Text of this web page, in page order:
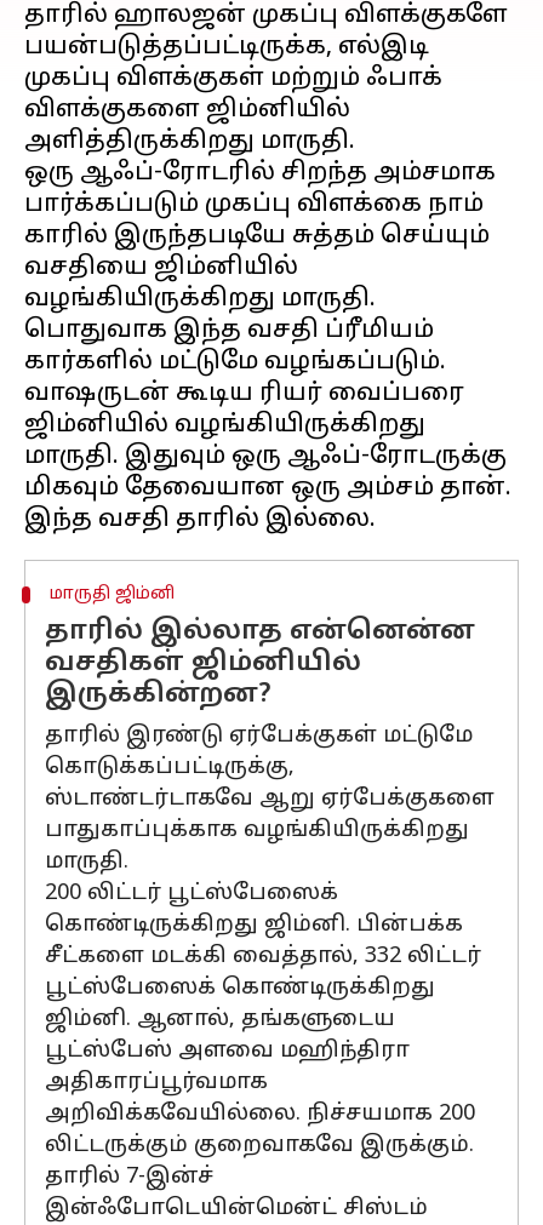
தாரில் ஹாலஜன் முகப்பு விளக்குகளே
பயன்படுத்தப்பட்டிருக்க, எல்இடி
முகப்பு விளக்குகள் மற்றும் ஃபாக்
விளக்குகளை ஜிம்னியில்
அளித்திருக்கிறது மாருதி.
ஒரு ஆஃப்-ரோடரில் சிறந்த அம்சமாக
பார்க்கப்படும் முகப்பு விளக்கை நாம்
காரில் இருந்தபடியே சுத்தம் செய்யும்
வசதியை ஜிம்னியில்
வழங்கியிருக்கிறது மாருதி.
பொதுவாக இந்த வசதி ப்ரீமியம்
கார்களில் மட்டுமே வழங்கப்படும்.
வாஷருடன் கூடிய ரியர் வைப்பரை
ஜிம்னியில் வழங்கியிருக்கிறது
மாருதி. இதுவும் ஒரு ஆஃப்-ரோடருக்கு
மிகவும் தேவையான ஒரு அம்சம் தான்.
மாருதி ஜிம்னி
தாரில் இல்லாத என்னென்ன
வசதிகள் ஜிம்னியில்
இருக்கின்றன?
தாரில் இரண்டு ஏர்பேக்குகள் மட்டுமே
கொடுக்கப்பட்டிருக்கு,
ஸ்டாண்டர்டாகவே ஆறு ஏர்பேக்குகளை
பாதுகாப்புக்காக வழங்கியிருக்கிறது
மாருதி.
200 லிட்டர் பூட்ஸ்பேஸைக்
கொண்டிருக்கிறது ஜிம்னி. பின்பக்க
சீட்களை மடக்கி வைத்தால், 332 லிட்டர்
பூட்ஸ்பேஸைக் கொண்டிருக்கிறது
ஜிம்னி. ஆனால், தங்களுடைய
பூட்ஸ்பேஸ் அளவை மஹிந்திரா
அதிகாரப்பூர்வமாக
அறிவிக்கவேயில்லை. நிச்சயமாக 200
லிட்டருக்கும் குறைவாகவே இருக்கும்.
தாரில் 7-இன்ச்
இன்ஃபோடெயின்மென்ட் சிஸ்டம்